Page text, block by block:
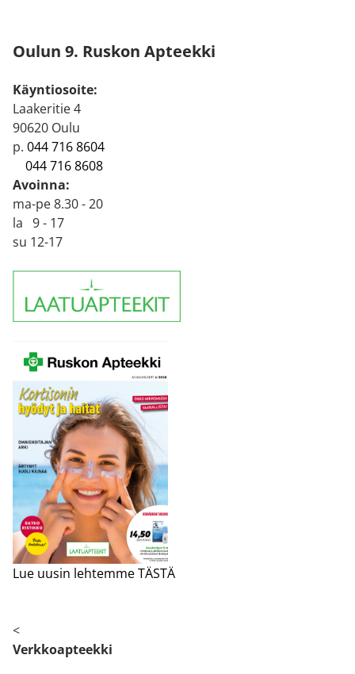
Oulun 9. Ruskon Apteekki
Käyntiosoite:
Laakeritie 4
90620 Oulu
p. 044 716 8604
044 716 8608
Avoinna:
ma-pe 8.30 - 20
la 9 - 17
su 12-17
Lue uusin lehtemme TÄSTÄ
<
Verkkoapteekki